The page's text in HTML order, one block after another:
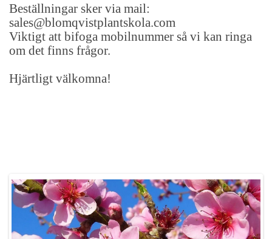
Beställningar sker via mail:
sales@blomqvistplantskola.com
Viktigt att bifoga mobilnummer så vi kan ringa
om det finns frågor.
Hjärtligt välkomna!